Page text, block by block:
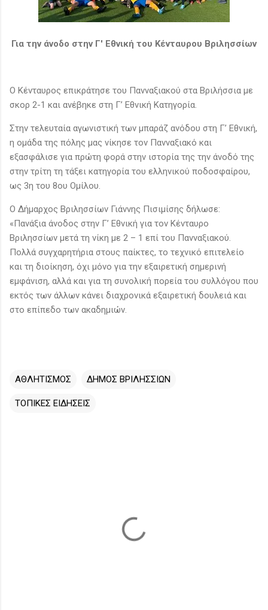
Για την άνοδο στην Γ' Εθνική του Κένταυρου Βριλησσίων
Ο Κένταυρος επικράτησε του Πανναξιακού στα Βριλήσσια με
σκορ 2-1 και ανέβηκε στη Γ’ Εθνική Κατηγορία.
Στην τελευταία αγωνιστική των μπαράζ ανόδου στη Γ’ Εθνική,
η ομάδα της πόλης μας νίκησε τον Πανναξιακό και
εξασφάλισε για πρώτη φορά στην ιστορία της την άνοδό της
στην τρίτη τη τάξει κατηγορία του ελληνικού ποδοσφαίρου,
ως 3η του 8ου Ομίλου.
Ο Δήμαρχος Βριλησσίων Γιάννης Πισιμίσης δήλωσε:
«Πανάξια άνοδος στην Γ’ Εθνική για τον Κένταυρο
Βριλησσίων μετά τη νίκη με 2 – 1 επί του Πανναξιακού.
Πολλά συγχαρητήρια στους παίκτες, το τεχνικό επιτελείο
και τη διοίκηση, όχι μόνο για την εξαιρετική σημερινή
εμφάνιση, αλλά και για τη συνολική πορεία του συλλόγου που
εκτός των άλλων κάνει διαχρονικά εξαιρετική δουλειά και
στο επίπεδο των ακαδημιών.
ΑΘΛΗΤΙΣΜΟΣ ΔΗΜΟΣ ΒΡΙΛΗΣΣΙΩΝ
ΤΟΠΙΚΕΣ ΕΙΔΗΣΕΙΣ